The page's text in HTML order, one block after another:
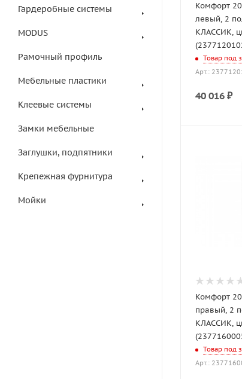
Гардеробные системы
MODUS
Рамочный профиль
Мебельные пластики
Клеевые системы
Замки мебельные
Заглушки, подпятники
Крепежная фурнитура
Мойки
Комфорт
левый, 2
КЛАССИК,
Товар под
Арт.:
40 016 ₽
Комфорт
правый, 2
КЛАССИК,
Товар под
Арт.: